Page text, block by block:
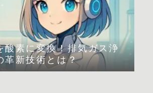
酸素に変換！排気ガス浄
革新技術とは？